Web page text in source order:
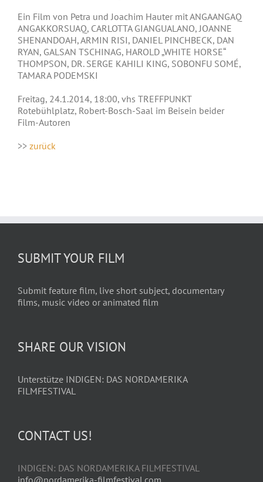
Ein Film von Petra und Joachim Hauter mit ANGAANGAQ
ANGAKKORSUAQ, CARLOTTA GIANGUALANO, JOANNE
SHENANDOAH, ARMIN RISI, DANIEL PINCHBECK, DAN
RYAN, GALSAN TSCHINAG, HAROLD „WHITE HORSE“
THOMPSON, DR. SERGE KAHILI KING, SOBONFU SOMÉ,
TAMARA PODEMSKI
Freitag, 24.1.2014, 18:00, vhs TREFFPUNKT
Rotebühlplatz, Robert-Bosch-Saal im Beisein beider
Film-Autoren
>> zurück
SUBMIT YOUR FILM
Submit feature film, live short subject, documentary
films, music video or animated film
SHARE OUR VISION
Unterstütze INDIGEN: DAS NORDAMERIKA
FILMFESTIVAL
CONTACT US!
INDIGEN: DAS NORDAMERIKA FILMFESTIVAL